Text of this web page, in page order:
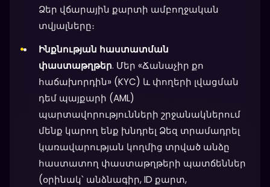
Ձեր վճարային քարտի ամբողջական
տվյալները։
Ինքնության հաստատման
փաստաթղթեր. Մեր «Ճանաչիր քո
հաճախորդին» (KYC) և փողերի լվացման
դեմ պայքարի (AML)
պարտավորությունների շրջանակներում
մենք կարող ենք խնդրել Ձեզ տրամադրել
կառավարության կողմից տրված անձը
հաստատող փաստաթղթերի պատճեններ
(օրինակ՝ անձնագիր, ID քարտ,